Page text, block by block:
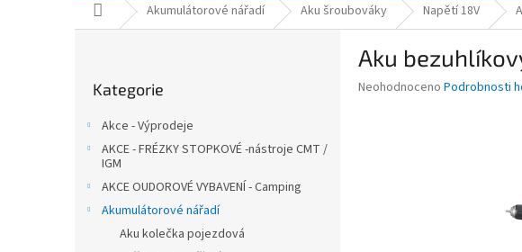
Domů Akumulátorové nářadí Aku šroubováky Napětí 18V
kategorie
Kategorie
Akce - Výprodeje
AKCE - FRÉZKY STOPKOVÉ -nástroje CMT /
IGM
AKCE OUDOROVÉ VYBAVENÍ - Camping
Akumulátorové nářadí
Aku kolečka pojezdová
Aku
Průměrné
Neohodnoceno Podrobnosti